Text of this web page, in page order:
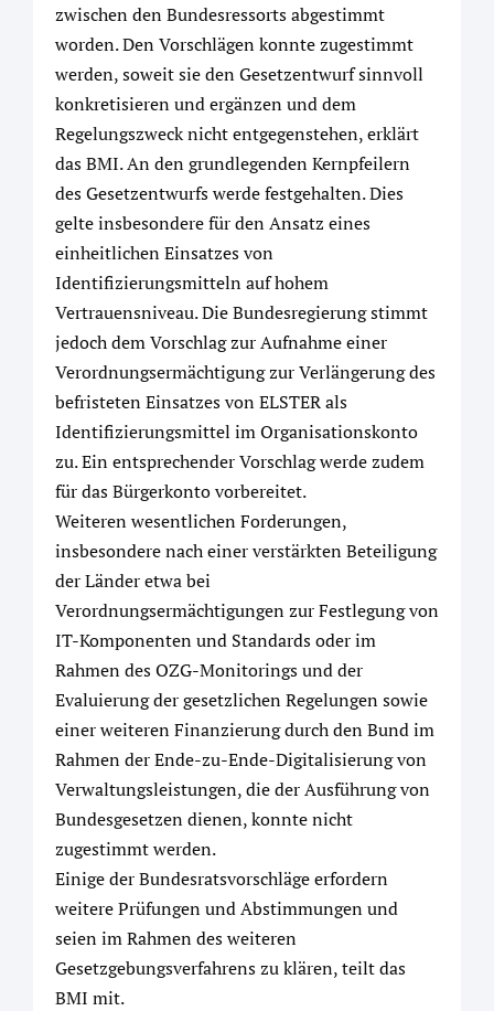
zwischen den Bundesressorts abgestimmt
worden. Den Vorschlägen konnte zugestimmt
werden, soweit sie den Gesetzentwurf sinnvoll
konkretisieren und ergänzen und dem
Regelungszweck nicht entgegenstehen, erklärt
das BMI. An den grundlegenden Kernpfeilern
des Gesetzentwurfs werde festgehalten. Dies
gelte insbesondere für den Ansatz eines
einheitlichen Einsatzes von
Identifizierungsmitteln auf hohem
Vertrauensniveau. Die Bundesregierung stimmt
jedoch dem Vorschlag zur Aufnahme einer
Verordnungsermächtigung zur Verlängerung des
befristeten Einsatzes von ELSTER als
Identifizierungsmittel im Organisationskonto
zu. Ein entsprechender Vorschlag werde zudem
für das Bürgerkonto vorbereitet.
Weiteren wesentlichen Forderungen,
insbesondere nach einer verstärkten Beteiligung
der Länder etwa bei
Verordnungsermächtigungen zur Festlegung von
IT-Komponenten und Standards oder im
Rahmen des OZG-Monitorings und der
Evaluierung der gesetzlichen Regelungen sowie
einer weiteren Finanzierung durch den Bund im
Rahmen der Ende-zu-Ende-Digitalisierung von
Verwaltungsleistungen, die der Ausführung von
Bundesgesetzen dienen, konnte nicht
zugestimmt werden.
Einige der Bundesratsvorschläge erfordern
weitere Prüfungen und Abstimmungen und
seien im Rahmen des weiteren
Gesetzgebungsverfahrens zu klären, teilt das
BMI mit.